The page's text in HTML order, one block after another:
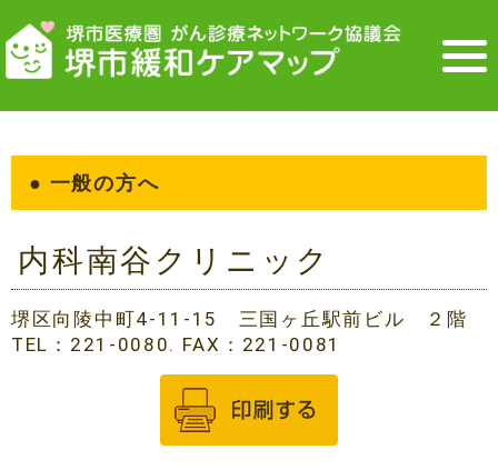
● 一般の方へ
内科南谷クリニック
堺区向陵中町4-11-15 三国ヶ丘駅前ビル ２階
TEL：221-0080. FAX：221-0081